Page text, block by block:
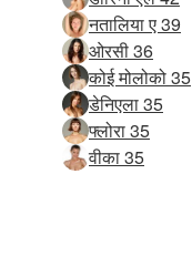
नतालिया ए 39
ओरसी 36
कोई मोलोको 35
डेनिएला 35
फ्लोरा 35
वीका 35